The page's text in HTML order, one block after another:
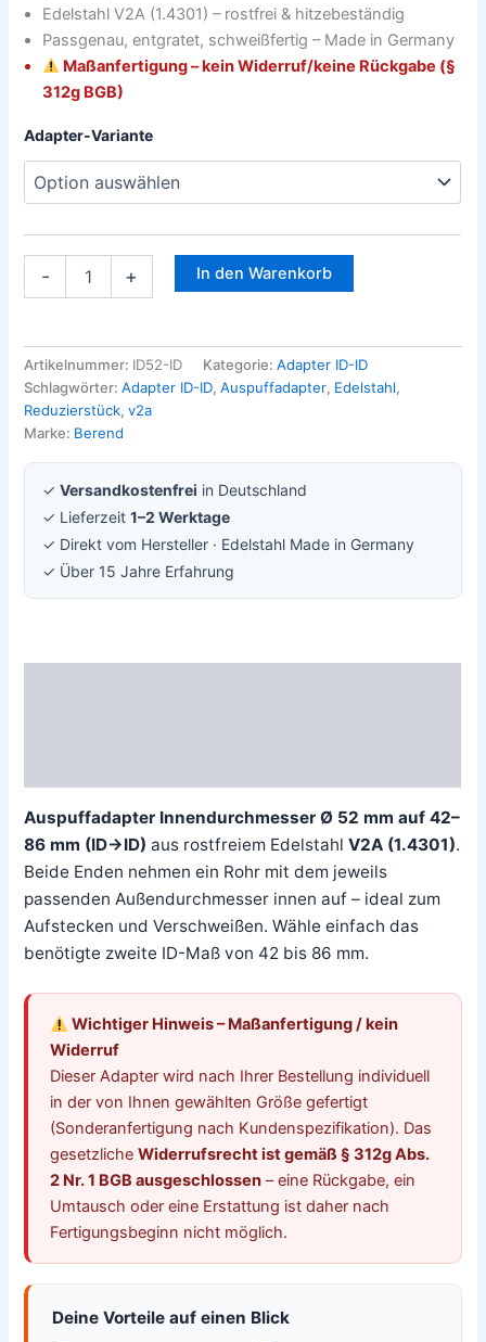
Edelstahl V2A (1.4301) – rostfrei & hitzebeständig
Passgenau, entgratet, schweißfertig – Made in Germany
Maßanfertigung – kein Widerruf/keine Rückgabe (§
312g BGB)
Adapter-Variante
- + In den Warenkorb
Artikelnummer: ID52-ID Kategorie:Adapter ID-ID
Schlagwörter:Adapter ID-ID,Auspuffadapter, Edelstahl,
Reduzierstück,v2a
Marke: Berend
✓Versandkostenfrei in Deutschland
✓ Lieferzeit1–2 Werktage
✓ Direkt vom Hersteller · Edelstahl Made in Germany
✓ Über 15 Jahre Erfahrung
Auspuffadapter Innendurchmesser Ø 52 mm auf 42–
86 mm (ID→ID) aus rostfreiem EdelstahlV2A (1.4301).
Beide Enden nehmen ein Rohr mit dem jeweils
passenden Außendurchmesser innen auf – ideal zum
Aufstecken und Verschweißen. Wähle einfach das
benötigte zweite ID-Maß von 42 bis 86 mm.
Wichtiger Hinweis – Maßanfertigung / kein
Widerruf
Dieser Adapter wird nach Ihrer Bestellung individuell
in der von Ihnen gewählten Größe gefertigt
(Sonderanfertigung nach Kundenspezifikation). Das
gesetzlicheWiderrufsrecht ist gemäß § 312g Abs.
2 Nr. 1 BGB ausgeschlossen – eine Rückgabe, ein
Umtausch oder eine Erstattung ist daher nach
Fertigungsbeginn nicht möglich.
Deine Vorteile auf einen Blick